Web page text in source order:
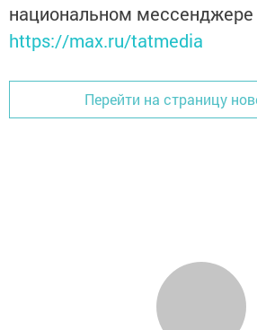
национальном
https://max.ru/tatmedia
Перейти на страницу